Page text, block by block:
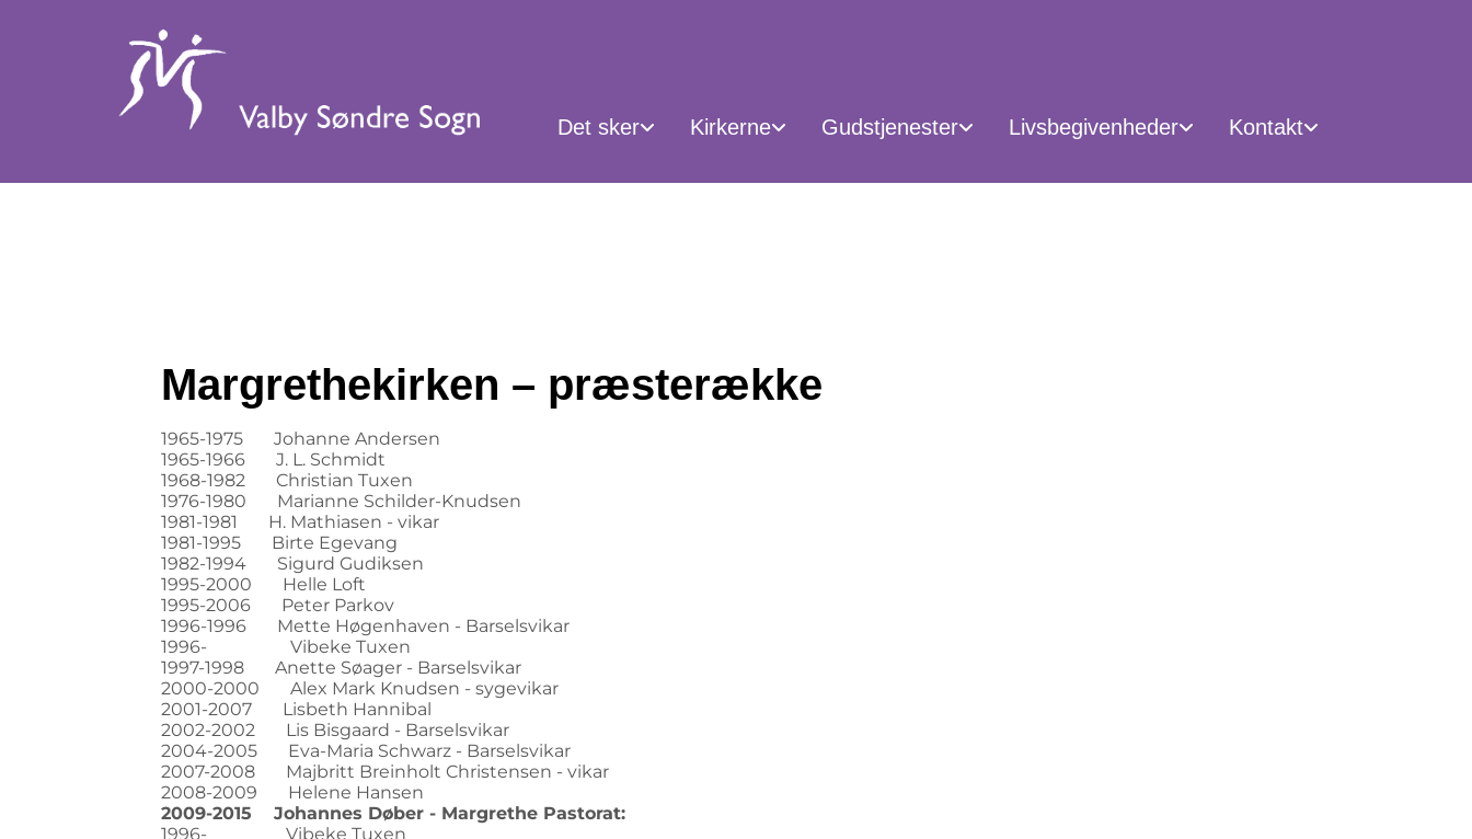
Det sker Kirkerne Gudstjenester Livsbegivenheder Kontakt
Margrethekirken – præsterække
1965-1975 Johanne Andersen
1965-1966 J. L. Schmidt
1968-1982 Christian Tuxen
1976-1980 Marianne Schilder-Knudsen
1981-1981 H. Mathiasen - vikar
1981-1995 Birte Egevang
1982-1994 Sigurd Gudiksen
1995-2000 Helle Loft
1995-2006 Peter Parkov
1996-1996 Mette Høgenhaven - Barselsvikar
1996- Vibeke Tuxen
1997-1998 Anette Søager - Barselsvikar
2000-2000 Alex Mark Knudsen - sygevikar
2001-2007 Lisbeth Hannibal
2002-2002 Lis Bisgaard - Barselsvikar
2004-2005 Eva-Maria Schwarz - Barselsvikar
2007-2008 Majbritt Breinholt Christensen - vikar
2008-2009 Helene Hansen
2009-2015 Johannes Døber - Margrethe Pastorat:
1996- Vibeke Tuxen